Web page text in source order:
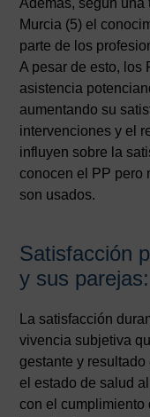
Además, según
Murcia (5) el
parte de los
A pesar de esto, los
asistencia
aumentando su
intervenciones y el
influyen sobre la
conocen el PP pero
son usados.
Satisfacción
y sus parejas:
La satisfacción
vivencia subjetiva
gestante y
el es­tado de salud
con el cumplimiento